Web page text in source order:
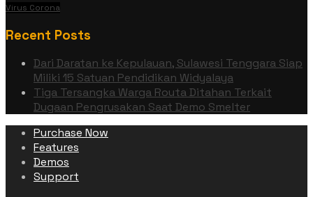
Virus Corona
Recent Posts
Dari Daratan ke Kepulauan, Sulawesi Tenggara Siap
Miliki 15 Satuan Pendidikan Widyalaya
Tiga Tersangka Warga Routa Ditahan Terkait
Dugaan Pengrusakan Saat Demo Smelter
Purchase Now
Features
Demos
Support